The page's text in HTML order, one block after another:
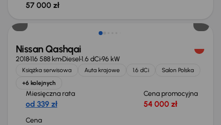
57 000 zł
Nissan Qashqai
2018116 588 kmDiesel1.6 dCi96 kW
Książka serwisowa Auta krajowe 1.6 dCi
Salon Polska
+6 kolejnych
Miesięczna rata
od 339 zł
Cena promocyjna
54 000 zł
Cena